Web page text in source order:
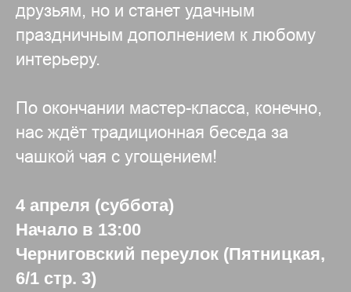
друзьям, но и станет удачным
праздничным дополнением к любому
интерьеру.
По окончании мастер-класса, конечно,
нас ждёт традиционная беседа за
чашкой чая с угощением!
4 апреля (суббота)
Начало в 13:00
Черниговский переулок (Пятницкая,
6/1 стр. 3)